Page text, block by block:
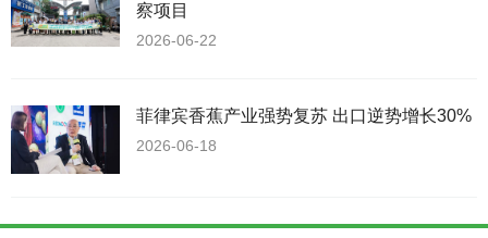
察项目
2026-06-22
菲律宾香蕉产业强势复苏 出口逆势增长30%
2026-06-18